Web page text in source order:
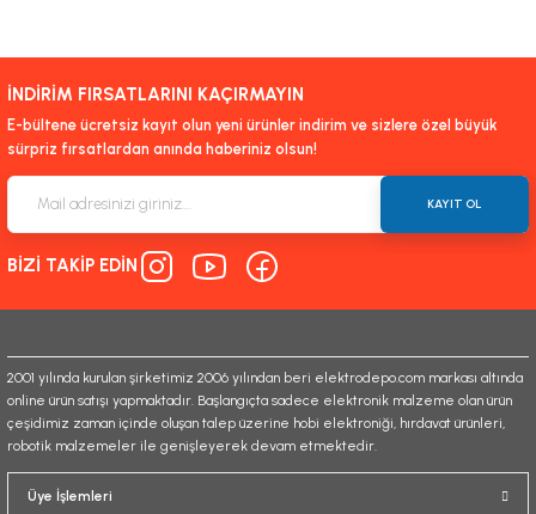
yetersiz gördüğünüz noktaları öneri formunu kullanarak tarafımıza
iletebilirsiniz.
Görüş ve önerileriniz için teşekkür ederiz.
Ürün açıklamasında eksik bilgiler bulunuyor.
Ürün bilgilerinde hatalar bulunuyor.
Ürün fiyatı diğer sitelerden daha pahalı.
Gönder
İNDİRİM FIRSATLARINI KAÇIRMAYIN
E-bültene ücretsiz kayıt olun yeni ürünler indirim ve sizlere özel büyük
sürpriz fırsatlardan anında haberiniz olsun!
KAYIT OL
BİZİ TAKİP EDİN
2001 yılında kurulan şirketimiz 2006 yılından beri elektrodepo.com markası altında
online ürün satışı yapmaktadır. Başlangıçta sadece elektronik malzeme olan ürün
çeşidimiz zaman içinde oluşan talep üzerine hobi elektroniği, hırdavat ürünleri,
robotik malzemeler ile genişleyerek devam etmektedir.
Üye İşlemleri